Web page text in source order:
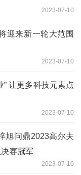
2023-07-10
迎来新一轮大范围
2023-07-10
” 让更多科技元素点
2023-07-10
旭问鼎2023高尔夫
赛冠军
2023-07-10